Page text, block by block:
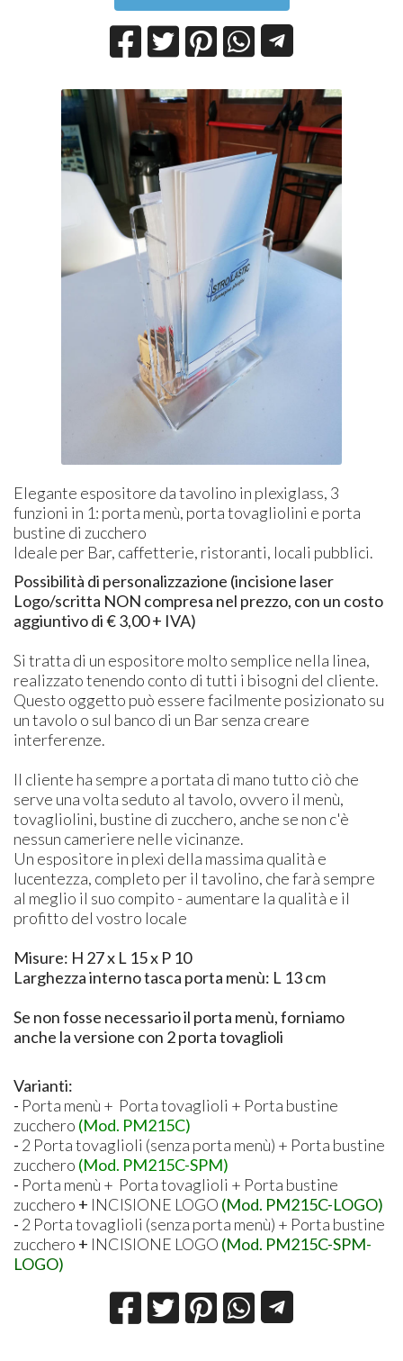
Elegante espositore da tavolino in plexiglass, 3
funzioni in 1: porta menù, porta tovagliolini e porta
bustine di zucchero
Ideale per Bar, caffetterie, ristoranti, locali pubblici.
Possibilità di personalizzazione (incisione laser
Logo/scritta NON compresa nel prezzo, con un costo
aggiuntivo di € 3,00 + IVA)
Si tratta di un espositore molto semplice nella linea,
realizzato tenendo conto di tutti i bisogni del cliente.
Questo oggetto può essere facilmente posizionato su
un tavolo o sul banco di un Bar senza creare
interferenze.
Il cliente ha sempre a portata di mano tutto ciò che
serve una volta seduto al tavolo, ovvero il menù,
tovagliolini, bustine di zucchero, anche se non c'è
nessun cameriere nelle vicinanze.
Un espositore in plexi della massima qualità e
lucentezza, completo per il tavolino, che farà sempre
al meglio il suo compito - aumentare la qualità e il
profitto del vostro locale
Misure: H 27 x L 15 x P 10
Larghezza interno tasca porta menù: L 13 cm
Se non fosse necessario il porta menù, forniamo
anche la versione con 2 porta tovaglioli
Varianti:
- Porta menù + Porta tovaglioli + Porta bustine
zucchero (Mod. PM215C)
- 2 Porta tovaglioli (senza porta menù) + Porta bustine
zucchero (Mod. PM215C-SPM)
- Porta menù + Porta tovaglioli + Porta bustine
zucchero + INCISIONE LOGO (Mod. PM215C-LOGO)
- 2 Porta tovaglioli (senza porta menù) + Porta bustine
zucchero + INCISIONE LOGO (Mod. PM215C-SPM-
LOGO)